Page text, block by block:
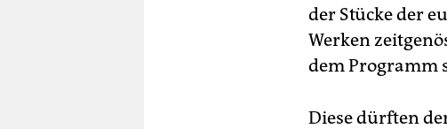
der Stücke der
Werken
dem Programm
Diese dürften